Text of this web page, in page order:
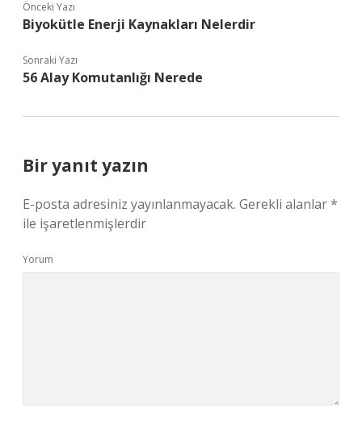
Önceki Yazı
Biyokütle Enerji Kaynakları Nelerdir
Sonraki Yazı
56 Alay Komutanlığı Nerede
Bir yanıt yazın
E-posta adresiniz yayınlanmayacak. Gerekli alanlar*
ile işaretlenmişlerdir
Yorum